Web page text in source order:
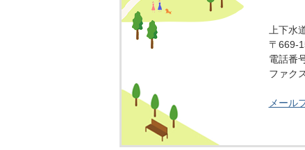
上下水
〒669-
電話番
ファク
メール